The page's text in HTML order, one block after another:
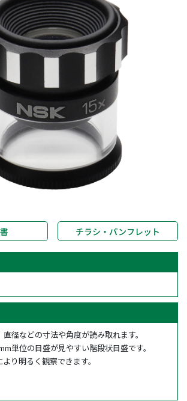
チラシ・パンフレット
径などの寸法や角度が読み取れます。
単位の目盛が見やすい階段状目盛です。
り明るく観察できます。